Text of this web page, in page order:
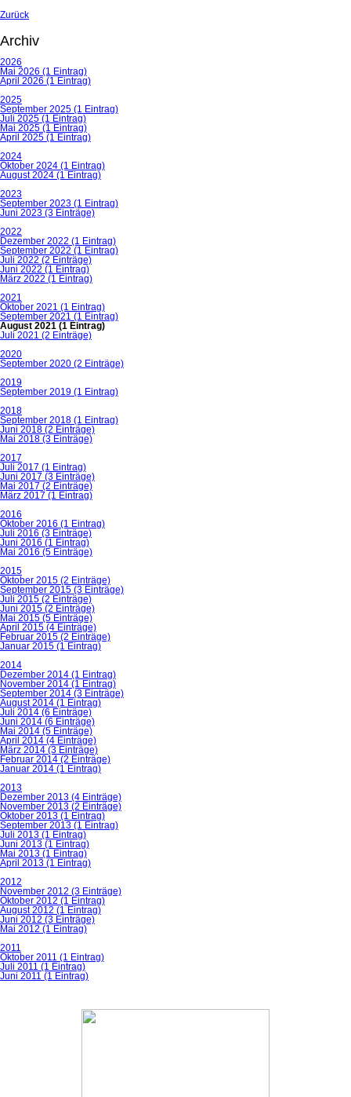
Zurück
Archiv
2026
Mai 2026 (1 Eintrag)
April 2026 (1 Eintrag)
2025
September 2025 (1 Eintrag)
Juli 2025 (1 Eintrag)
Mai 2025 (1 Eintrag)
April 2025 (1 Eintrag)
2024
Oktober 2024 (1 Eintrag)
August 2024 (1 Eintrag)
2023
September 2023 (1 Eintrag)
Juni 2023 (3 Einträge)
2022
Dezember 2022 (1 Eintrag)
September 2022 (1 Eintrag)
Juli 2022 (2 Einträge)
Juni 2022 (1 Eintrag)
März 2022 (1 Eintrag)
2021
Oktober 2021 (1 Eintrag)
September 2021 (1 Eintrag)
August 2021 (1 Eintrag)
Juli 2021 (2 Einträge)
2020
September 2020 (2 Einträge)
2019
September 2019 (1 Eintrag)
2018
September 2018 (1 Eintrag)
Juni 2018 (2 Einträge)
Mai 2018 (3 Einträge)
2017
Juli 2017 (1 Eintrag)
Juni 2017 (3 Einträge)
Mai 2017 (2 Einträge)
März 2017 (1 Eintrag)
2016
Oktober 2016 (1 Eintrag)
Juli 2016 (3 Einträge)
Juni 2016 (1 Eintrag)
Mai 2016 (5 Einträge)
2015
Oktober 2015 (2 Einträge)
September 2015 (3 Einträge)
Juli 2015 (2 Einträge)
Juni 2015 (2 Einträge)
Mai 2015 (5 Einträge)
April 2015 (4 Einträge)
Februar 2015 (2 Einträge)
Januar 2015 (1 Eintrag)
2014
Dezember 2014 (1 Eintrag)
November 2014 (1 Eintrag)
September 2014 (3 Einträge)
August 2014 (1 Eintrag)
Juli 2014 (6 Einträge)
Juni 2014 (6 Einträge)
Mai 2014 (5 Einträge)
April 2014 (4 Einträge)
März 2014 (3 Einträge)
Februar 2014 (2 Einträge)
Januar 2014 (1 Eintrag)
2013
Dezember 2013 (4 Einträge)
November 2013 (2 Einträge)
Oktober 2013 (1 Eintrag)
September 2013 (1 Eintrag)
Juli 2013 (1 Eintrag)
Juni 2013 (1 Eintrag)
Mai 2013 (1 Eintrag)
April 2013 (1 Eintrag)
2012
November 2012 (3 Einträge)
Oktober 2012 (1 Eintrag)
August 2012 (1 Eintrag)
Juni 2012 (3 Einträge)
Mai 2012 (1 Eintrag)
2011
Oktober 2011 (1 Eintrag)
Juli 2011 (1 Eintrag)
Juni 2011 (1 Eintrag)